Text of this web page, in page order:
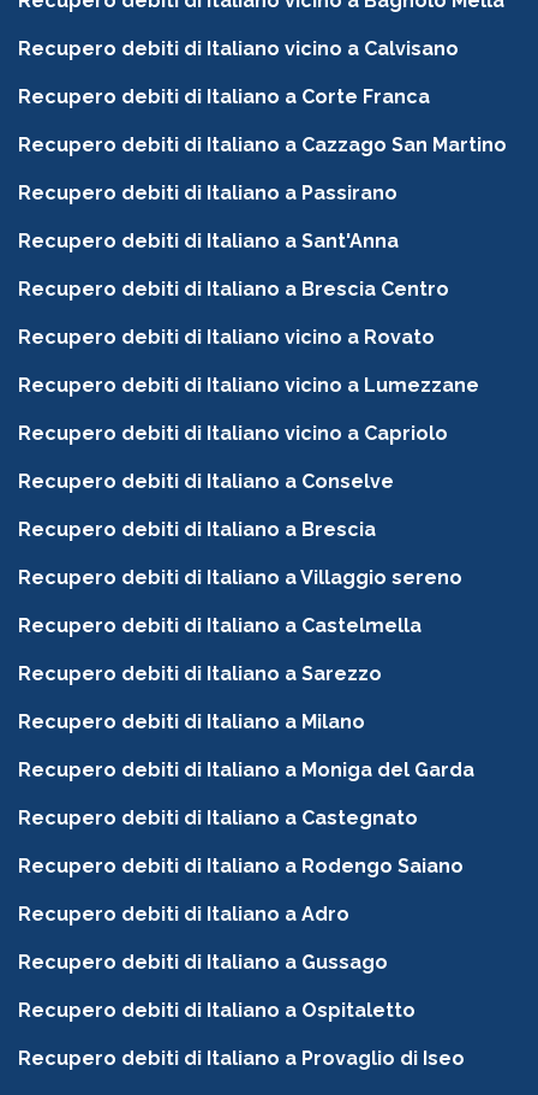
Recupero debiti di Italiano vicino a Calvisano
Recupero debiti di Italiano a Corte Franca
Recupero debiti di Italiano a Cazzago San Martino
Recupero debiti di Italiano a Passirano
Recupero debiti di Italiano a Sant'Anna
Recupero debiti di Italiano a Brescia Centro
Recupero debiti di Italiano vicino a Rovato
Recupero debiti di Italiano vicino a Lumezzane
Recupero debiti di Italiano vicino a Capriolo
Recupero debiti di Italiano a Conselve
Recupero debiti di Italiano a Brescia
Recupero debiti di Italiano a Villaggio sereno
Recupero debiti di Italiano a Castelmella
Recupero debiti di Italiano a Sarezzo
Recupero debiti di Italiano a Milano
Recupero debiti di Italiano a Moniga del Garda
Recupero debiti di Italiano a Castegnato
Recupero debiti di Italiano a Rodengo Saiano
Recupero debiti di Italiano a Adro
Recupero debiti di Italiano a Gussago
Recupero debiti di Italiano a Ospitaletto
Recupero debiti di Italiano a Provaglio di Iseo